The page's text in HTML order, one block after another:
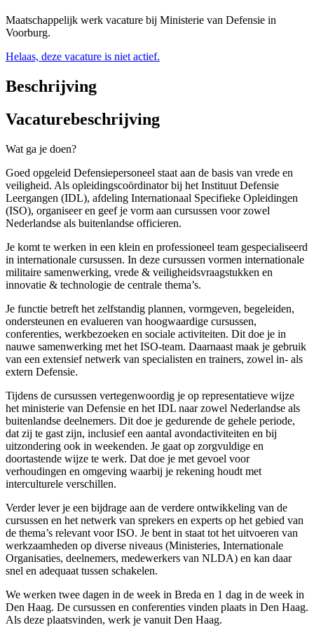
Maatschappelijk werk vacature bij Ministerie van Defensie in
Voorburg.
Helaas, deze vacature is niet actief.
Beschrijving
Vacaturebeschrijving
Wat ga je doen?
Goed opgeleid Defensiepersoneel staat aan de basis van vrede en
veiligheid. Als opleidingscoördinator bij het Instituut Defensie
Leergangen (IDL), afdeling Internationaal Specifieke Opleidingen
(ISO), organiseer en geef je vorm aan cursussen voor zowel
Nederlandse als buitenlandse officieren.
Je komt te werken in een klein en professioneel team gespecialiseerd
in internationale cursussen. In deze cursussen vormen internationale
militaire samenwerking, vrede & veiligheidsvraagstukken en
innovatie & technologie de centrale thema’s.
Je functie betreft het zelfstandig plannen, vormgeven, begeleiden,
ondersteunen en evalueren van hoogwaardige cursussen,
conferenties, werkbezoeken en sociale activiteiten. Dit doe je in
nauwe samenwerking met het ISO-team. Daarnaast maak je gebruik
van een extensief netwerk van specialisten en trainers, zowel in- als
extern Defensie.
Tijdens de cursussen vertegenwoordig je op representatieve wijze
het ministerie van Defensie en het IDL naar zowel Nederlandse als
buitenlandse deelnemers. Dit doe je gedurende de gehele periode,
dat zij te gast zijn, inclusief een aantal avondactiviteiten en bij
uitzondering ook in weekenden. Je gaat op zorgvuldige en
doortastende wijze te werk. Dat doe je met gevoel voor
verhoudingen en omgeving waarbij je rekening houdt met
interculturele verschillen.
Verder lever je een bijdrage aan de verdere ontwikkeling van de
cursussen en het netwerk van sprekers en experts op het gebied van
de thema’s relevant voor ISO. Je bent in staat tot het uitvoeren van
werkzaamheden op diverse niveaus (Ministeries, Internationale
Organisaties, deelnemers, medewerkers van NLDA) en kan daar
snel en adequaat tussen schakelen.
We werken twee dagen in de week in Breda en 1 dag in de week in
Den Haag. De cursussen en conferenties vinden plaats in Den Haag.
Als deze plaatsvinden, werk je vanuit Den Haag.